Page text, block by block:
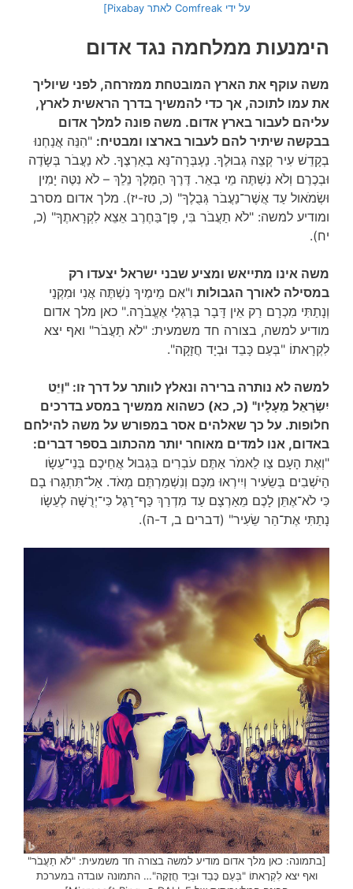
על ידי Comfreak לאתר Pixabay]
הימנעות ממלחמה נגד אדום
משה עוקף את הארץ המובטחת ממזרחה, לפני שיוליך
את עמו לתוכה, אך כדי להמשיך בדרך הראשית לארץ,
עליהם לעבור בארץ אדום. משה פונה למלך אדום
בבקשה שיתיר להם לעבור בארצו ומבטיח: "הִנֵּה אֲנַחְנוּ
בְקָדֵשׁ עִיר קְצֵה גְבוּלֶךָ. נַעְבְּרָה־נָּא בְאַרְצֶךָ. לֹא נַעֲבֹר בְּשָׂדֶה
וּבְכֶרֶם וְלֹא נִשְׁתֶּה מֵי בְאֵר. דֶּרֶךְ הַמֶּלֶךְ נֵלֵךְ – לֹא נִטֶּה יָמִין
וּשְׂמֹאול עַד אֲשֶׁר־נַעֲבֹר גְּבֻלֶךָ" (כ, טז-יז). מלך אדום מסרב
ומודיע למשה: "לֹא תַעֲבֹר בִּי, פֶּן־בַּחֶרֶב אֵצֵא לִקְרָאתֶךָ" (כ,
יח).
משה אינו מתייאש ומציע שבני ישראל יצעדו רק
במסילה לאורך הגבולות ו"אִם מֵימֶיךָ נִשְׁתֶּה אֲנִי וּמִקְנַי
וְנָתַתִּי מִכְרָם רַק אֵין דָּבָר בְּרַגְלַי אֶעֱבֹרָה." כאן מלך אדום
מודיע למשה, בצורה חד משמעית: "לֹא תַעֲבֹר" ואף יצא
לִקְרָאתוֹ "בְּעַם כָּבֵד וּבְיָד חֲזָקָה".
למשה לא נותרה ברירה ונאלץ לוותר על דרך זו: "וַיֵּט
יִשְׂרָאֵל מֵעָלָיו" (כ, כא) כשהוא ממשיך במסע בדרכים
חלופות. על כך שאלהים אסר במפורש על משה להילחם
באדום, אנו למדים מאוחר יותר מהכתוב בספר דברים:
"וְאֶת הָעָם צַו לֵאמֹר אַתֶּם עֹבְרִים בִּגְבוּל אֲחֵיכֶם בְּנֵי־עֵשָׂו
הַיֹּשְׁבִים בְּשֵׂעִיר וְיִירְאוּ מִכֶּם וְנִשְׁמַרְתֶּם מְאֹד. אַל־תִּתְגָּרוּ בָם
כִּי לֹא־אֶתֵּן לָכֶם מֵאַרְצָם עַד מִדְרַךְ כַּף־רָגֶל כִּי־יְרֻשָּׁה לְעֵשָׂו
נָתַתִּי אֶת־הַר שֵׂעִיר" (דברים ב, ד-ה).
[בתמונה: כאן מלך אדום מודיע למשה בצורה חד משמעית: "לֹא תַעֲבֹר"
ואף יצא לִקְרָאתוֹ "בְּעַם כָּבֵד וּבְיָד חֲזָקָה"… התמונה עובדה במערכת